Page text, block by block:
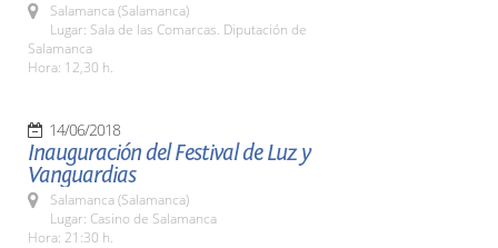
Salamanca (Salamanca)
Lugar: Sala de las Comarcas. Diputación de
Salamanca
Hora: 12,30 h.
14/06/2018
Inauguración del Festival de Luz y
Vanguardias
Salamanca (Salamanca)
Lugar: Casino de Salamanca
Hora: 21:30 h.